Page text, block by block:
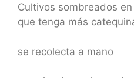
Cultivos sombreados
que tenga más
se recolecta a mano